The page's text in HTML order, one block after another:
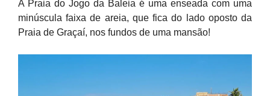
A Praia do Jogo da Baleia é uma enseada com uma
minúscula faixa de areia, que fica do lado oposto da
Praia de Graçaí, nos fundos de uma mansão!